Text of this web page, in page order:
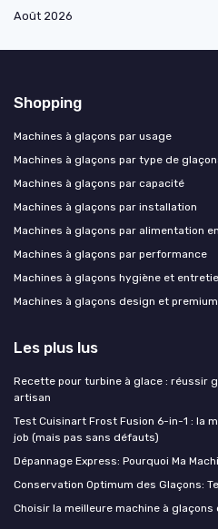
Août 2026
Shopping
Machines à glaçons par usage
Machines à glaçons par type de
Machines à glaçons par capacité
Machines à glaçons par installation
Machines à glaçons par alimentation
Machines à glaçons par performance
Machines à glaçons hygiène et
Machines à glaçons design et premium
Les plus lus
Recette pour turbine à glace : réussir
artisan
Test Cuisinart Frost Fusion 6-in-1 : la
job (mais pas sans défauts)
Dépannage Express: Pourquoi Ma
Conservation Optimum des Glaçons:
Choisir la meilleure machine à glaçons